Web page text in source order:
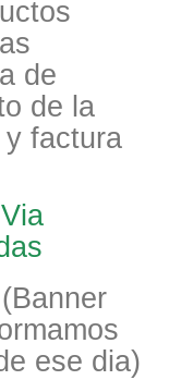
de
de la
factura
ese dia)